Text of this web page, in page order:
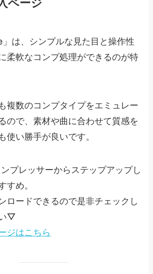
」は、シンプルな見た目と操作性
柔軟なコンプ処理ができるのが特
複数のコンプタイプをエミュレー
ので、素材や曲に合わせて質感を
使い勝手が良いです。
プレッサーからステップアップし
すめ。
ロードできるので是非チェックし
▽
ジはこちら